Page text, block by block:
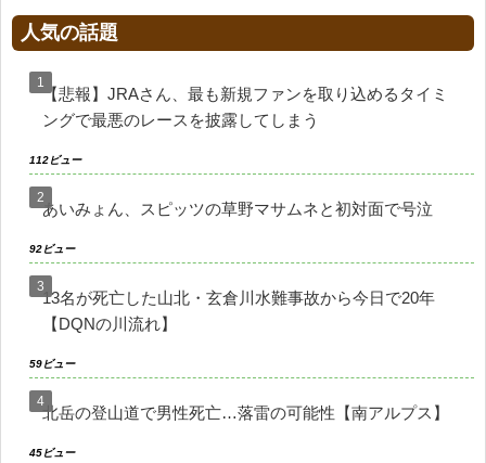
人気の話題
【悲報】JRAさん、最も新規ファンを取り込めるタイミ
ングで最悪のレースを披露してしまう
112ビュー
あいみょん、スピッツの草野マサムネと初対面で号泣
92ビュー
13名が死亡した山北・玄倉川水難事故から今日で20年
【DQNの川流れ】
59ビュー
北岳の登山道で男性死亡…落雷の可能性【南アルプス】
45ビュー